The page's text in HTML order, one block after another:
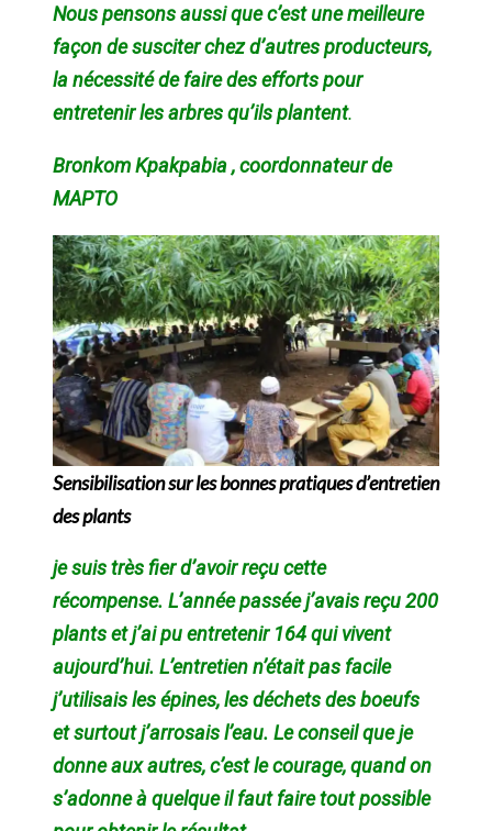
Nous pensons aussi que c’est une meilleure
façon de susciter chez d’autres producteurs,
la nécessité de faire des efforts pour
entretenir les arbres qu’ils plantent.
Bronkom Kpakpabia , coordonnateur de
MAPTO
Sensibilisation sur les bonnes pratiques d’entretien
des plants
je suis très fier d’avoir reçu cette
récompense. L’année passée j’avais reçu 200
plants et j’ai pu entretenir 164 qui vivent
aujourd’hui. L’entretien n’était pas facile
j’utilisais les épines, les déchets des boeufs
et surtout j’arrosais l’eau. Le conseil que je
donne aux autres, c’est le courage, quand on
s’adonne à quelque il faut faire tout possible